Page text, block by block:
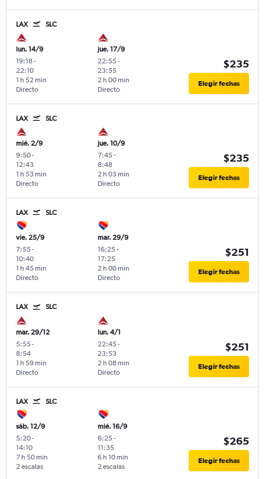
LAX SLC
lun. 14/9
19:18-
22:10
Directo
1 h 52 min
jue. 17/9
22:55-
23:55
Directo
2 h 00 min
$235
Elegir fechas
LAX SLC
mié. 2/9
9:50-
12:43
Directo
1 h 53 min
jue. 10/9
7:45-
8:48
Directo
2 h 03 min
$235
Elegir fechas
LAX SLC
vie. 25/9
7:55-
10:40
Directo
1 h 45 min
mar. 29/9
16:25-
17:25
Directo
2 h 00 min
$251
Elegir fechas
LAX SLC
mar. 29/12
5:55-
8:54
Directo
1 h 59 min
lun. 4/1
22:45-
23:53
Directo
2 h 08 min
$251
Elegir fechas
LAX SLC
sáb. 12/9
5:20-
14:10
2 escalas
7 h 50 min
mié. 16/9
6:25-
11:35
2 escalas
6 h 10 min
$265
Elegir fechas